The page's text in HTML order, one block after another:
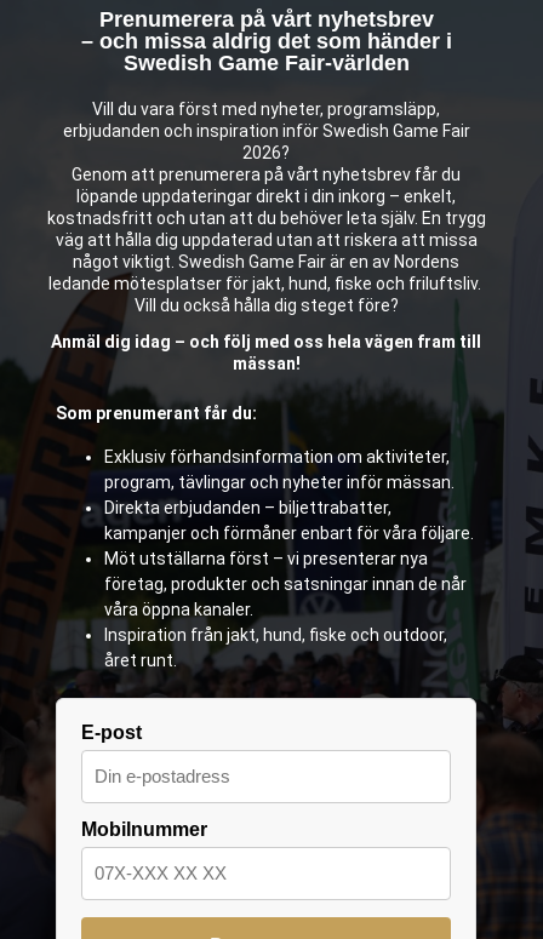
Prenumerera på vårt nyhetsbrev
– och missa aldrig det som händer i
Swedish Game Fair-världen
Vill du vara först med nyheter, programsläpp,
erbjudanden och inspiration inför Swedish Game Fair
2026?
Genom att prenumerera på vårt nyhetsbrev får du
löpande uppdateringar direkt i din inkorg – enkelt,
kostnadsfritt och utan att du behöver leta själv. En trygg
väg att hålla dig uppdaterad utan att riskera att missa
något viktigt. Swedish Game Fair är en av Nordens
ledande mötesplatser för jakt, hund, fiske och friluftsliv.
Vill du också hålla dig steget före?
Anmäl dig idag – och följ med oss hela vägen fram till
mässan!
E-post
Mobilnummer
Som prenumerant får du:
Exklusiv förhandsinformation om aktiviteter,
program, tävlingar och nyheter inför mässan.
Direkta erbjudanden – biljettrabatter,
kampanjer och förmåner enbart för våra följare.
Möt utställarna först – vi presenterar nya
företag, produkter och satsningar innan de når
våra öppna kanaler.
Inspiration från jakt, hund, fiske och outdoor,
året runt.